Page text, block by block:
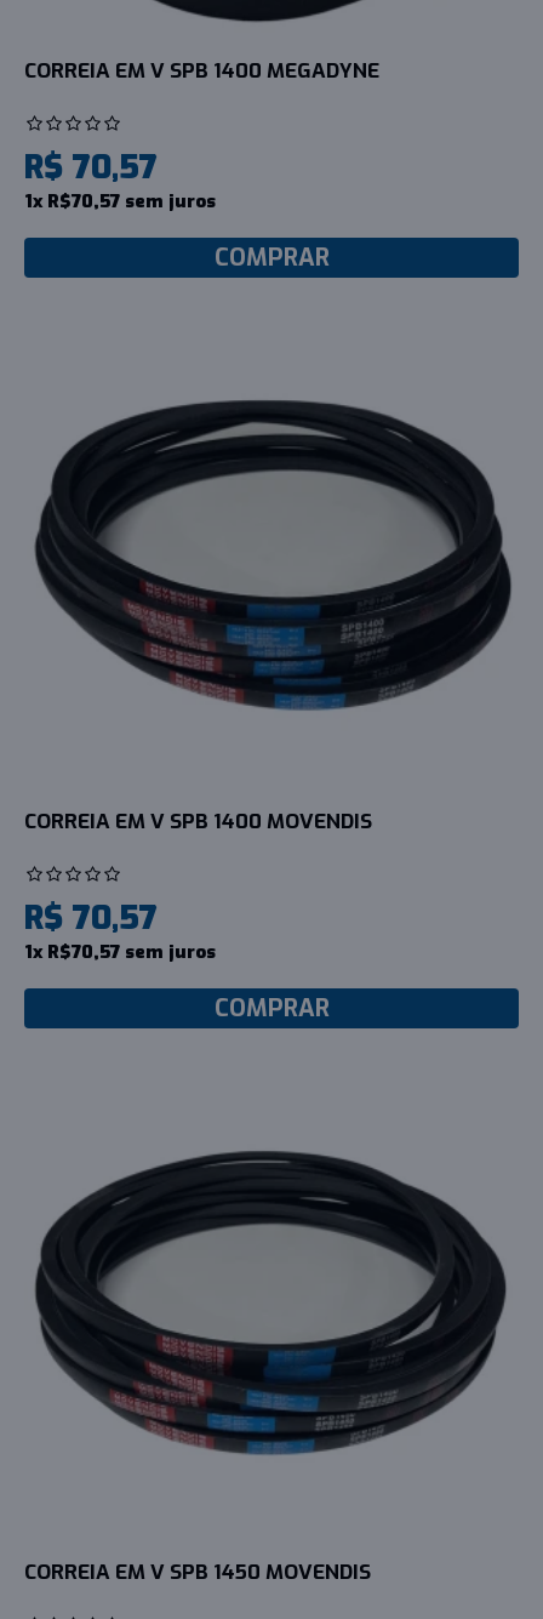
CORREIA EM V SPB 1400 MEGADYNE
R$ 70,57
1x R$70,57 sem juros
COMPRAR
CORREIA EM V SPB 1400 MOVENDIS
R$ 70,57
1x R$70,57 sem juros
COMPRAR
CORREIA EM V SPB 1450 MOVENDIS